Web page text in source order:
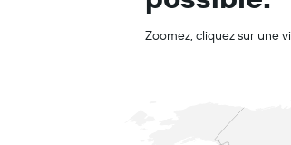
Zoomez, cliquez sur une